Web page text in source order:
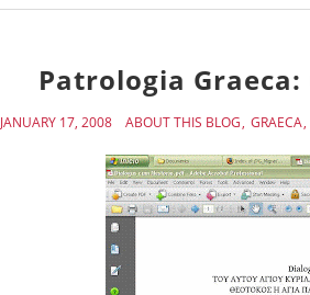
Patrologia
JANUARY 17, 2008 ABOUT THIS BLOG GRAECA